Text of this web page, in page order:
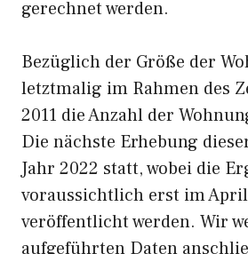
gerechnet werden.
Bezüglich der Größe der
letztmalig im Rahmen des
2011 die Anzahl der
Die nächste Erhebung
Jahr 2022 statt, wobei die
voraussichtlich erst im
veröffentlicht werden. Wir
aufgeführten Daten